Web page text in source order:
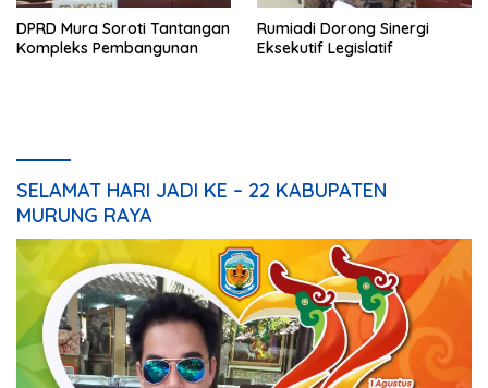
DPRD Mura Soroti Tantangan
Kompleks Pembangunan
Rumiadi Dorong Sinergi
Eksekutif Legislatif
SELAMAT HARI JADI KE – 22 KABUPATEN
MURUNG RAYA